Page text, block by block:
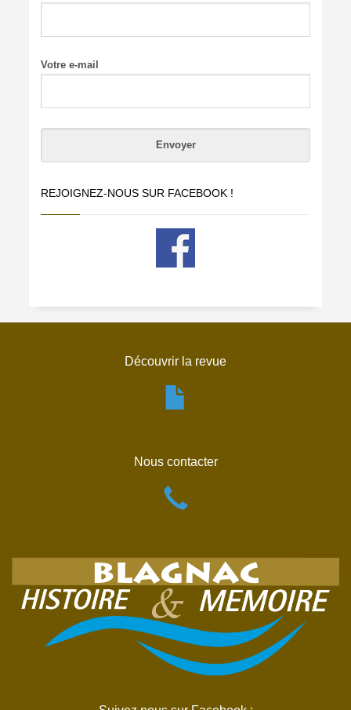
Votre e-mail
REJOIGNEZ-NOUS SUR FACEBOOK !
Découvrir la revue
Nous contacter